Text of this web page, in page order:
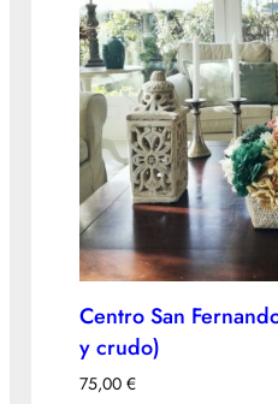
Centro San
y crudo)
75,00 €